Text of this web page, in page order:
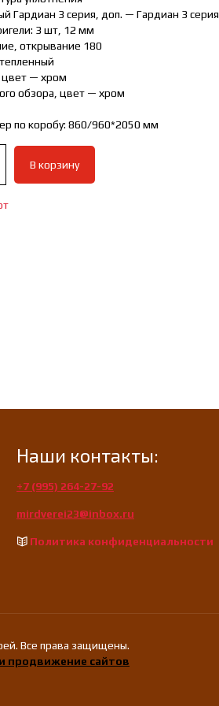
Гардиан 3 серия, доп. — Гардиан 3 серия
3 шт, 12 мм
открывание 180
цвет — хром
обзора, цвет — хром
по коробу: 860/960*2050 мм
В корзину
Наши контакты:
+7 (995) 264-27-92
mirdverei23@inbox.ru
Политика конфиденциальности
Все права защищены.
продвижение сайтов